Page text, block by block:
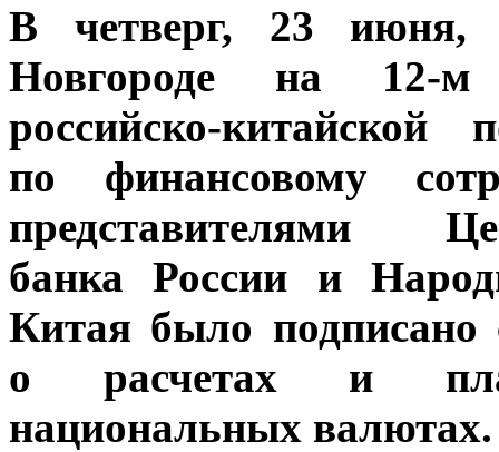
В четверг, 23
Новгороде на 12-м
российско-китайской
по финансовому
представителями
банка России и
Китая было подписано
о расчетах и
национальных валютах.